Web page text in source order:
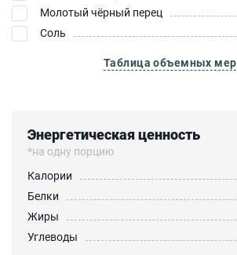
Молотый чёрный перец
Соль
Таблица объемных мер
Энергетическая ценность
*на одну порцию
Калории
Белки
Жиры
Углеводы